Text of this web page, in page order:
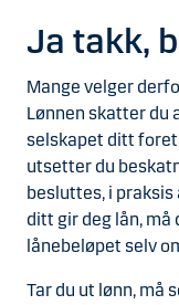
Ja takk,
Mange velger
Lønnen skatter du
selskapet ditt
utsetter du
besluttes, i
ditt gir deg lån,
lånebeløpet selv
Tar du ut lønn, må